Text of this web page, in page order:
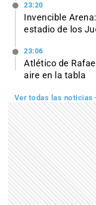
23:20
Invencible
estadio de los
23:06
Atlético de
aire en la tabla
Ver todas las noticias